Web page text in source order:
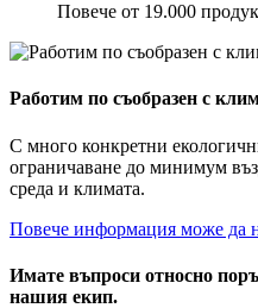
Повече от 19.000
Работим по съобразен с
С много конкретни
ограничаване до минимум
среда и климата.
Повече информация може да
Имате въпроси относно
нашия екип.